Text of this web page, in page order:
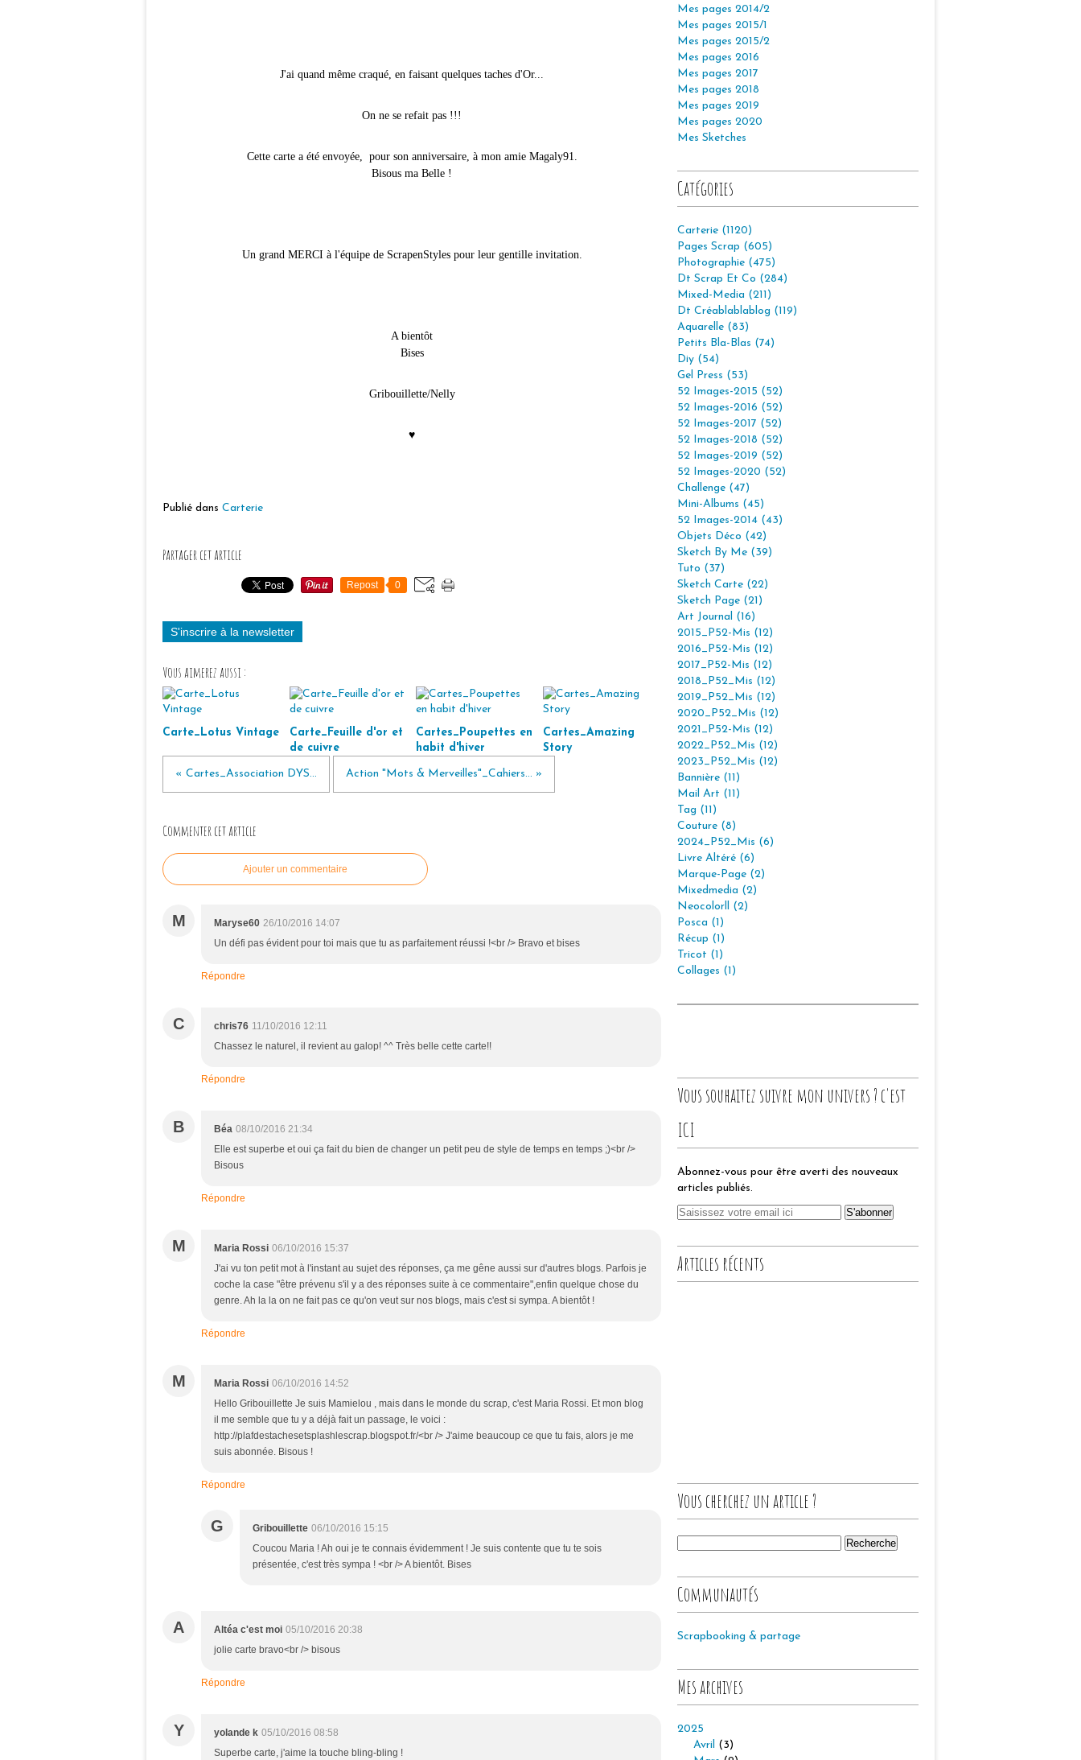
J'ai quand même craqué, en faisant quelques taches d'Or...
On ne se refait pas !!!
Cette carte a été envoyée, pour son anniversaire, à mon amie Magaly91.
Bisous ma Belle !
Un grand MERCI à l'équipe de ScrapenStyles pour leur gentille invitation.
A bientôt
Bises
Gribouillette/Nelly
♥
Publié dans Carterie
Partager cet article
Repost 0
S'inscrire à la newsletter
Vous aimerez aussi :
Carte_Lotus Vintage
Carte_Feuille d'or et
de cuivre
Cartes_Poupettes en
habit d'hiver
Cartes_Amazing
Story
« Cartes_Association DYS... Action "Mots & Merveilles"_Cahiers... »
Commenter cet article
Ajouter un commentaire
M Maryse60 26/10/2016 14:07
Un défi pas évident pour toi mais que tu as parfaitement réussi !<br /> Bravo et bises
Répondre
C chris76 11/10/2016 12:11
Chassez le naturel, il revient au galop! ^^ Très belle cette carte!!
Répondre
B Béa 08/10/2016 21:34
Elle est superbe et oui ça fait du bien de changer un petit peu de style de temps en temps ;)<br />
Bisous
Répondre
M Maria Rossi 06/10/2016 15:37
J'ai vu ton petit mot à l'instant au sujet des réponses, ça me gêne aussi sur d'autres blogs. Parfois je
coche la case "être prévenu s'il y a des réponses suite à ce commentaire",enfin quelque chose du
genre. Ah la la on ne fait pas ce qu'on veut sur nos blogs, mais c'est si sympa. A bientôt !
Répondre
M Maria Rossi 06/10/2016 14:52
Hello Gribouillette Je suis Mamielou , mais dans le monde du scrap, c'est Maria Rossi. Et mon blog
il me semble que tu y a déjà fait un passage, le voici :
http://plafdestachesetsplashlescrap.blogspot.fr/<br /> J'aime beaucoup ce que tu fais, alors je me
suis abonnée. Bisous !
Répondre
G Gribouillette 06/10/2016 15:15
Coucou Maria ! Ah oui je te connais évidemment ! Je suis contente que tu te sois
présentée, c'est très sympa ! <br /> A bientôt. Bises
A Altéa c'est moi 05/10/2016 20:38
jolie carte bravo<br /> bisous
Répondre
Y yolande k 05/10/2016 08:58
Superbe carte, j'aime la touche bling-bling !
Mes pages 2014/2
Mes pages 2015/1
Mes pages 2015/2
Mes pages 2016
Mes pages 2017
Mes pages 2018
Mes pages 2019
Mes pages 2020
Mes Sketches
Catégories
Carterie (1120)
Pages Scrap (605)
Photographie (475)
Dt Scrap Et Co (284)
Mixed-Media (211)
Dt Créablablablog (119)
Aquarelle (83)
Petits Bla-Blas (74)
Diy (54)
Gel Press (53)
52 Images-2015 (52)
52 Images-2016 (52)
52 Images-2017 (52)
52 Images-2018 (52)
52 Images-2019 (52)
52 Images-2020 (52)
Challenge (47)
Mini-Albums (45)
52 Images-2014 (43)
Objets Déco (42)
Sketch By Me (39)
Tuto (37)
Sketch Carte (22)
Sketch Page (21)
Art Journal (16)
2015_P52-Mis (12)
2016_P52-Mis (12)
2017_P52-Mis (12)
2018_P52_Mis (12)
2019_P52_Mis (12)
2020_P52_Mis (12)
2021_P52-Mis (12)
2022_P52_Mis (12)
2023_P52_Mis (12)
Bannière (11)
Mail Art (11)
Tag (11)
Couture (8)
2024_P52_Mis (6)
Livre Altéré (6)
Marque-Page (2)
Mixedmedia (2)
Neocolorll (2)
Posca (1)
Récup (1)
Tricot (1)
Collages (1)
Vous souhaitez suivre mon univers ? c'est
ICI
Abonnez-vous pour être averti des nouveaux
articles publiés.
Articles récents
Vous cherchez un article ?
Communautés
Scrapbooking & partage
Mes archives
2025
Avril (3)